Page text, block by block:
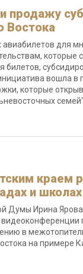
продажу
Востока
для
которые
билетов,
вошла
которые
краем
и
Думы Ирина
в
на примере